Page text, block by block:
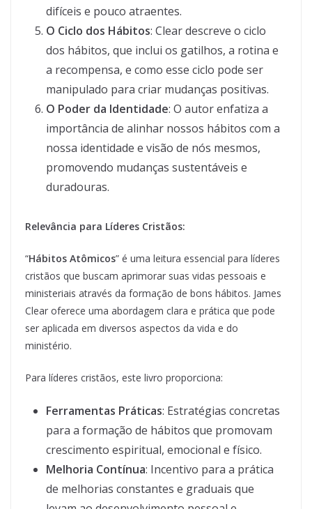
difíceis e pouco atraentes.
O Ciclo dos Hábitos: Clear descreve o ciclo
dos hábitos, que inclui os gatilhos, a rotina e
a recompensa, e como esse ciclo pode ser
manipulado para criar mudanças positivas.
O Poder da Identidade: O autor enfatiza a
importância de alinhar nossos hábitos com a
nossa identidade e visão de nós mesmos,
promovendo mudanças sustentáveis e
duradouras.
Relevância para Líderes Cristãos:
“Hábitos Atômicos” é uma leitura essencial para líderes
cristãos que buscam aprimorar suas vidas pessoais e
ministeriais através da formação de bons hábitos. James
Clear oferece uma abordagem clara e prática que pode
ser aplicada em diversos aspectos da vida e do
ministério.
Para líderes cristãos, este livro proporciona:
Ferramentas Práticas: Estratégias concretas
para a formação de hábitos que promovam
crescimento espiritual, emocional e físico.
Melhoria Contínua: Incentivo para a prática
de melhorias constantes e graduais que